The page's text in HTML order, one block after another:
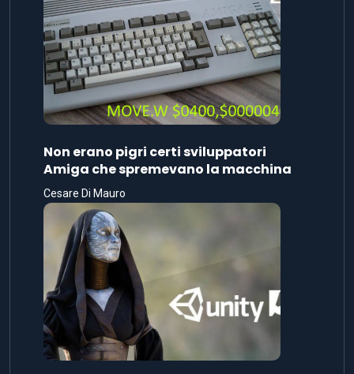
Non erano pigri certi sviluppatori
Amiga che spremevano la macchina
Cesare Di Mauro